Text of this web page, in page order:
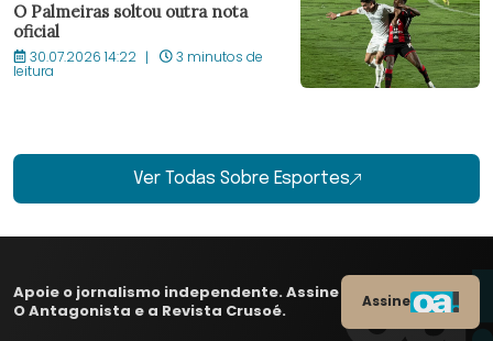
O Palmeiras soltou outra nota
oficial
30.07.2026 14:22 3 minutos de
leitura
Ver Todas Sobre Esportes
Apoie o jornalismo independente. Assine
O Antagonista e a Revista Crusoé.
Assine